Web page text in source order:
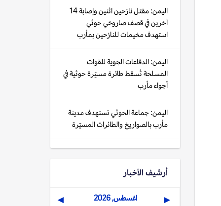
اليمن: مقتل نازحين اثنين وإصابة 14
آخرين في قصف صاروخي حوثي
استهدف مخيمات للنازحين بمأرب
اليمن: الدفاعات الجوية للقوات
المسلحة تُسقط طائرة مسيّرة حوثية في
أجواء مأرب
اليمن: جماعة الحوثي تستهدف مدينة
مأرب بالصواريخ والطائرات المسيّرة
أرشيف الأخبار
◀ اغسطس, 2026 ▶